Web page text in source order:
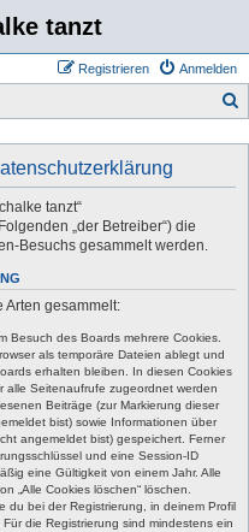
tanzt
Anmelden
Registrieren
tanzt“
„der Betreiber“) die
Besuchs gesammelt werden.
Arten gesammelt:
Besuch des Boards mehrere Cookies.
als temporäre Dateien ablegt und
erhalten bleiben. In diesen Cookies
alle Seitenaufrufe zugeordnet werden
Beiträge (zur Markierung dieser
bist) sowie Informationen über
angemeldet bist) gespeichert. Ferner
und eine Session-ID
eine Gültigkeit von einem Jahr. Alle
„Alle Cookies löschen“ löschen.
du bei der Registrierung, in deinem Profil
die Registrierung sind mindestens ein